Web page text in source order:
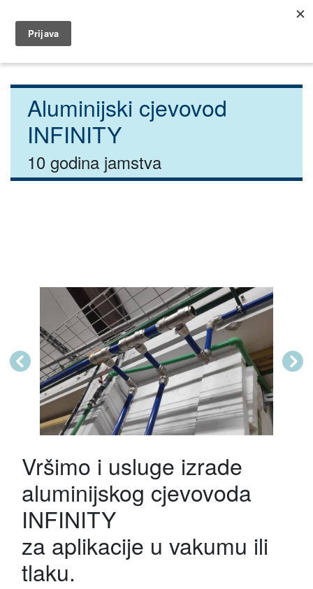
Aluminijski cjevovod
INFINITY
10 godina jamstva
Previous Next
Vršimo i usluge izrade
aluminijskog cjevovoda
INFINITY
za aplikacije u vakumu ili
tlaku.